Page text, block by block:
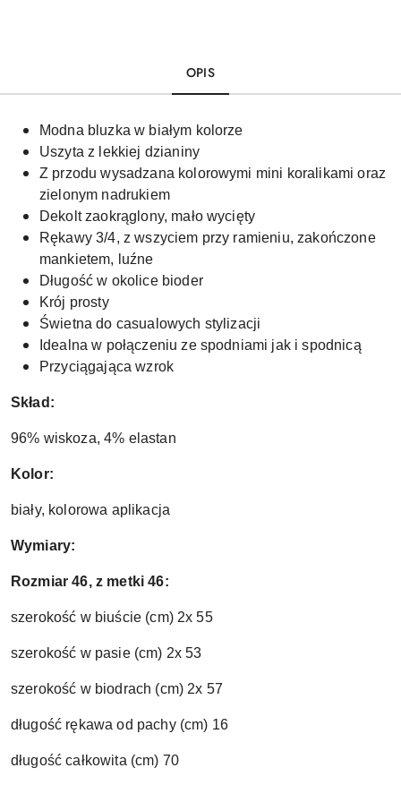
OPIS
Modna bluzka w białym kolorze
Uszyta z lekkiej dzianiny
Z przodu wysadzana kolorowymi mini koralikami oraz
zielonym nadrukiem
Dekolt zaokrąglony, mało wycięty
Rękawy 3/4, z wszyciem przy ramieniu, zakończone
mankietem, luźne
Długość w okolice bioder
Krój prosty
Świetna do casualowych stylizacji
Idealna w połączeniu ze spodniami jak i spodnicą
Przyciągająca wzrok
Skład:
96% wiskoza, 4% elastan
Kolor:
biały, kolorowa aplikacja
Wymiary:
Rozmiar 46, z metki 46:
szerokość w biuście (cm) 2x 55
szerokość w pasie (cm) 2x 53
szerokość w biodrach (cm) 2x 57
długość rękawa od pachy (cm) 16
długość całkowita (cm) 70